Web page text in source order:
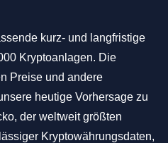
kurz- und langfristige
Kryptoanlagen. Die
Preise und andere
heutige Vorhersage zu
der weltweit größten
Kryptowährungsdaten,